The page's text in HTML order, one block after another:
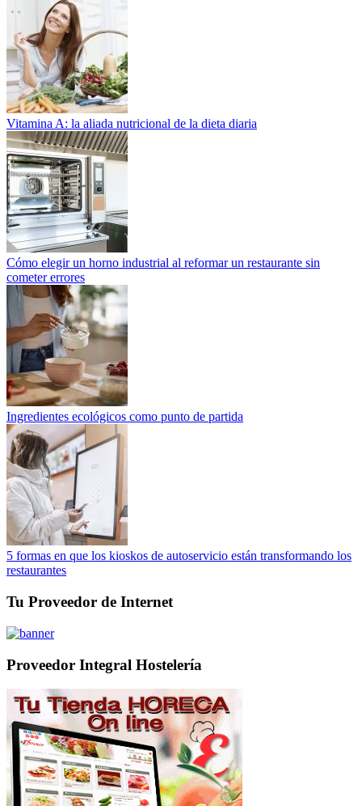
Vitamina A: la aliada nutricional de la dieta diaria
Cómo elegir un horno industrial al reformar un restaurante sin
cometer errores
Ingredientes ecológicos como punto de partida
5 formas en que los kioskos de autoservicio están transformando los
restaurantes
Tu Proveedor de Internet
Proveedor Integral Hostelería